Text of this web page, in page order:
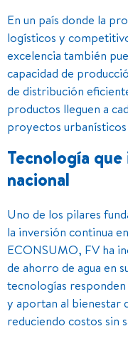
En un país donde la
logísticos y
excelencia también
capacidad de
de distribución
productos lleguen a
proyectos
Tecnología
nacional
Uno de los pilares
la inversión continua
ECONSUMO, FV ha
de ahorro de agua en
tecnologías
y aportan al bienestar
reduciendo costos sin